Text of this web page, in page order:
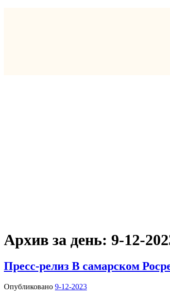
Архив за день: 9-12-
Пресс-релиз В самарском
Опубликовано 9-12-2023